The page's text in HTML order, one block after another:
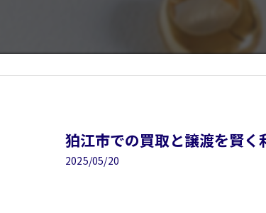
狛江市での買取と譲渡を賢く
2025/05/20